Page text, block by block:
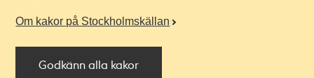
Om kakor på Stockholmskällan
Godkänn alla kakor